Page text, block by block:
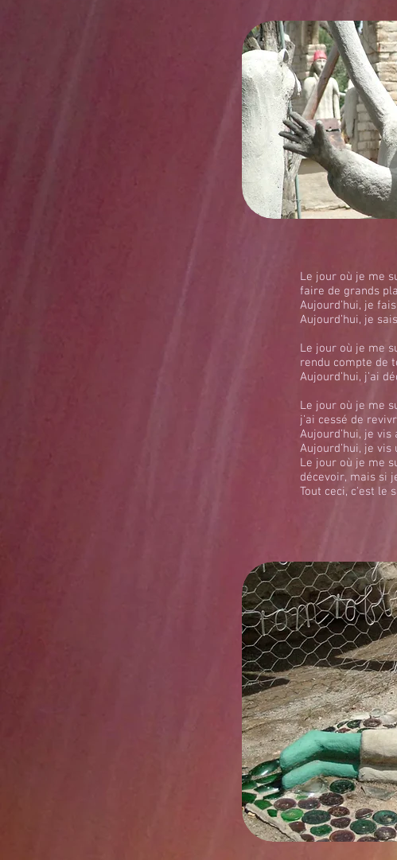
Le jour où je me
faire de grands
Aujourd’hui, je
Aujourd’hui, je
Le jour où je me
rendu compte de
Aujourd’hui, j’ai
Le jour où je me
j’ai cessé de
Aujourd’hui, je
Aujourd’hui, je
Le jour où je me
décevoir, mais si
Tout ceci, c'est le